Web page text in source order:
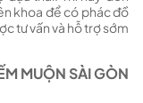
khoa để có phác đồ
tư vấn và hỗ trợ sớm
MUỘN SÀI GÒN